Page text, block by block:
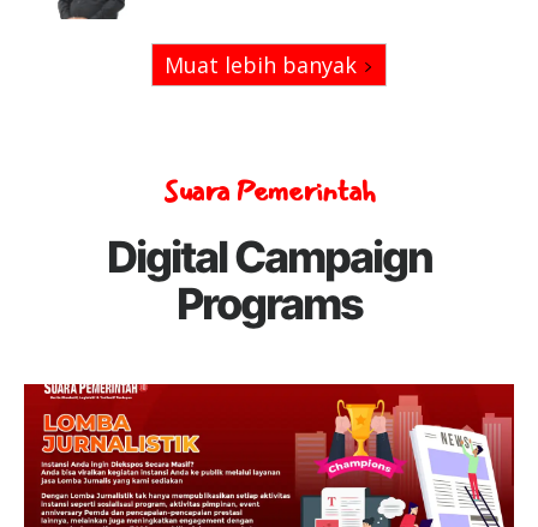
Muat lebih banyak
Suara Pemerintah
Digital Campaign
Programs